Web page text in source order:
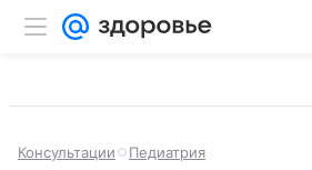
Консультации Педиатрия